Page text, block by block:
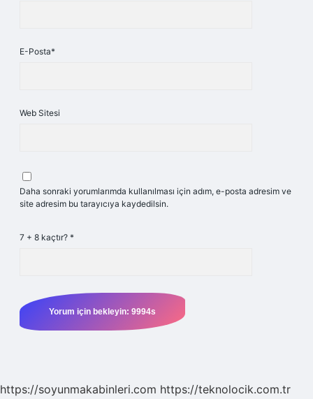
E-Posta*
Web Sitesi
Daha sonraki yorumlarımda kullanılması için adım, e-posta adresim ve
site adresim bu tarayıcıya kaydedilsin.
7 + 8 kaçtır? *
https://soyunmakabinleri.com https://teknolocik.com.tr